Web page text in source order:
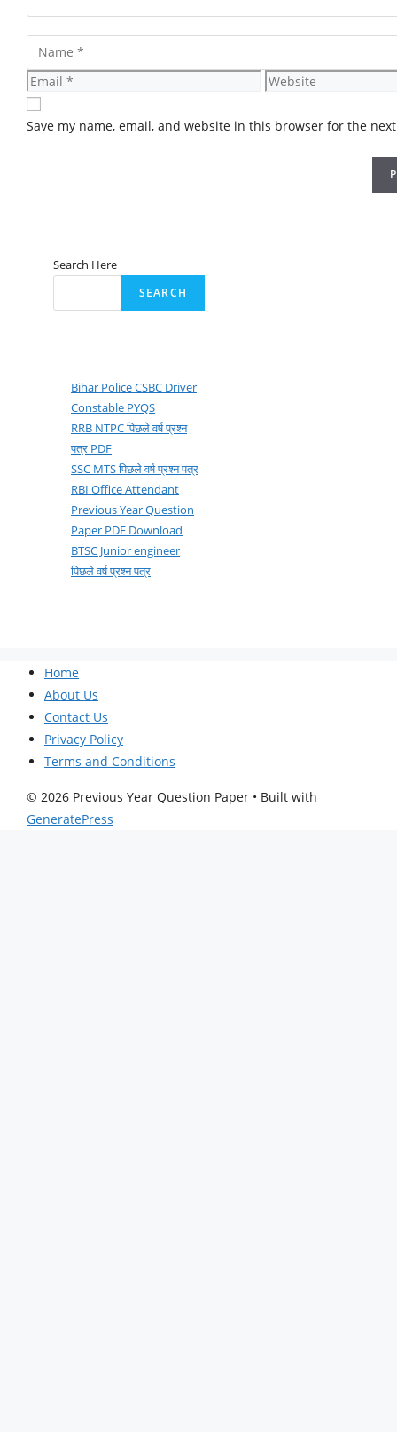
Name
Email Website
Save my name, email, and website in this browser for the
Search Here
SEARCH
Bihar Police CSBC Driver
Constable PYQS
RRB NTPC पिछले वर्ष प्रश्न
पत्र PDF
SSC MTS पिछले वर्ष प्रश्न पत्र
RBI Office Attendant
Previous Year Question
Paper PDF Download
BTSC Junior engineer
पिछले वर्ष प्रश्न पत्र
Home
About Us
Contact Us
Privacy Policy
Terms and Conditions
© 2026 Previous Year Question Paper • Built with
GeneratePress